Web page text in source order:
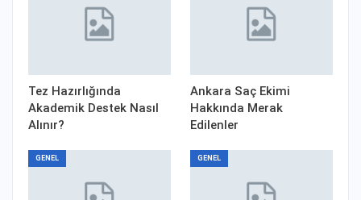
Tez Hazırlığında
Akademik Destek Nasıl
Alınır?
Ankara Saç Ekimi
Hakkında Merak
Edilenler
GENEL GENEL